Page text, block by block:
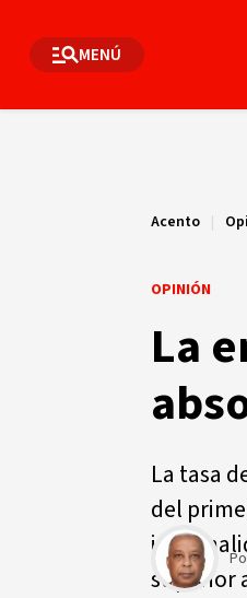
MENÚ
Acento |
OPINIÓN
La
La tasa
del
superior